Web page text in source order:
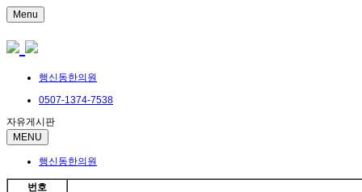
Menu
행신동한의원
0507-1374-7538
자유게시판
MENU
행신동한의원
번호